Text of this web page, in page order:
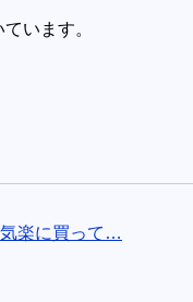
います。
楽に買って…